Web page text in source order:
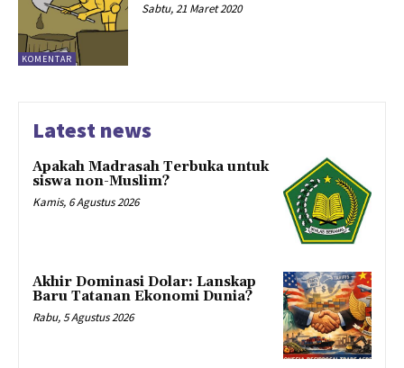
KOMENTAR
Sabtu, 21 Maret 2020
Latest news
Apakah Madrasah Terbuka untuk
siswa non-Muslim?
Kamis, 6 Agustus 2026
Akhir Dominasi Dolar: Lanskap
Baru Tatanan Ekonomi Dunia?
Rabu, 5 Agustus 2026